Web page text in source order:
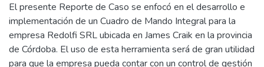
El presente Reporte de Caso se enfocó en el desarrollo e
implementación de un Cuadro de Mando Integral para la
empresa Redolfi SRL ubicada en James Craik en la provincia
de Córdoba. El uso de esta herramienta será de gran utilidad
para que la empresa pueda contar con un control de gestión